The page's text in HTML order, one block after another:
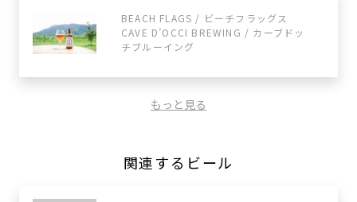
BEACH FLAGS / ビーチフラッグス
CAVE D’OCCI BREWING / カーブドッ
チブルーイング
もっと見る
関連するビール